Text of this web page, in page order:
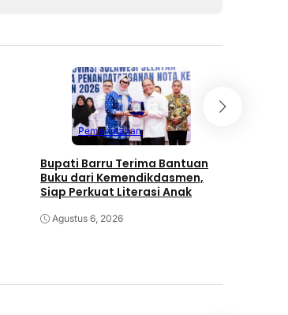
Pemerintahan
Bupati Barru Terima Bantuan
Buku dari Kemendikdasmen,
Siap Perkuat Literasi Anak
Agustus 6, 2026